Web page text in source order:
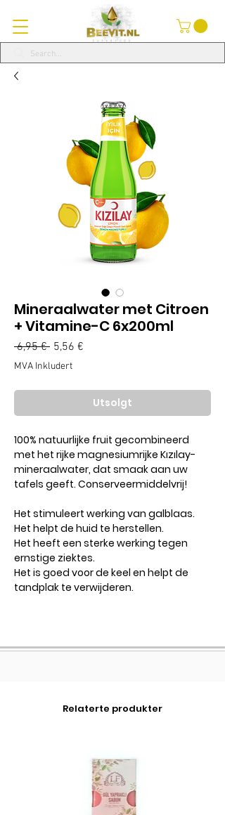
Mineraalwater met Citroen
+ Vitamine-C 6x200ml
6,95 € Vanlig
pris
5,56 €
MVA Inkludert
Utsolgt
100% natuurlijke fruit gecombineerd
met het rijke magnesiumrijke Kızılay-
mineraalwater, dat smaak aan uw
tafels geeft. Conserveermiddelvrij!
Het stimuleert werking van galblaas.
Het helpt de huid te herstellen.
Het heeft een sterke werking tegen
ernstige ziektes.
Het is goed voor de keel en helpt de
tandplak te verwijderen.
Relaterte produkter